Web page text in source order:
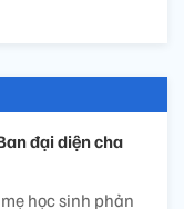
đại diện cha
học sinh phản